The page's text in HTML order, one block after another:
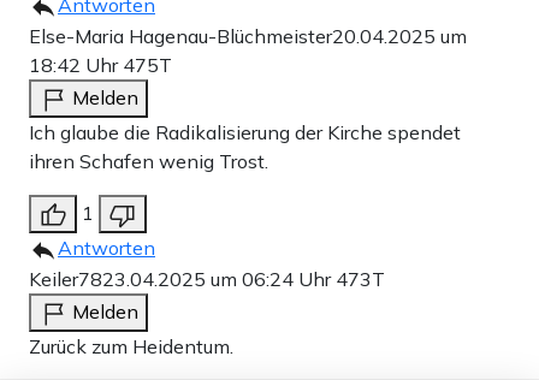
Antworten
Else-Maria Hagenau-Blüchmeister20.04.2025 um
18:42 Uhr 475T
Melden
Ich glaube die Radikalisierung der Kirche spendet
ihren Schafen wenig Trost.
1
Antworten
Keiler7823.04.2025 um 06:24 Uhr 473T
Melden
Zurück zum Heidentum.